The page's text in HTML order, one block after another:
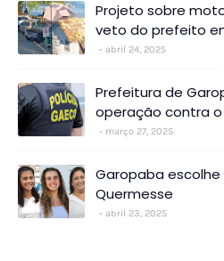
Projeto sobre
veto do prefeito
abril 24, 2025
Prefeitura de
operação contra
março 27, 2025
Garopaba escolhe
Quermesse
abril 23, 2025